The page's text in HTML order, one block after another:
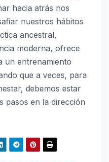
hacia atrás nos
nuestros hábitos
ancestral,
moderna, ofrece
un entrenamiento
que a veces, para
debemos estar
pasos en la dirección